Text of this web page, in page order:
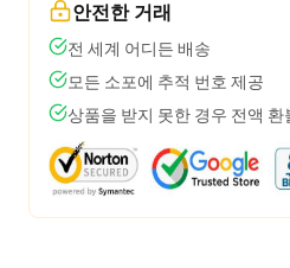
안전한 거래
전 세계 어디든 배송
모든 소포에 추적 번호 제공
상품을 받지 못한 경우 전액 환